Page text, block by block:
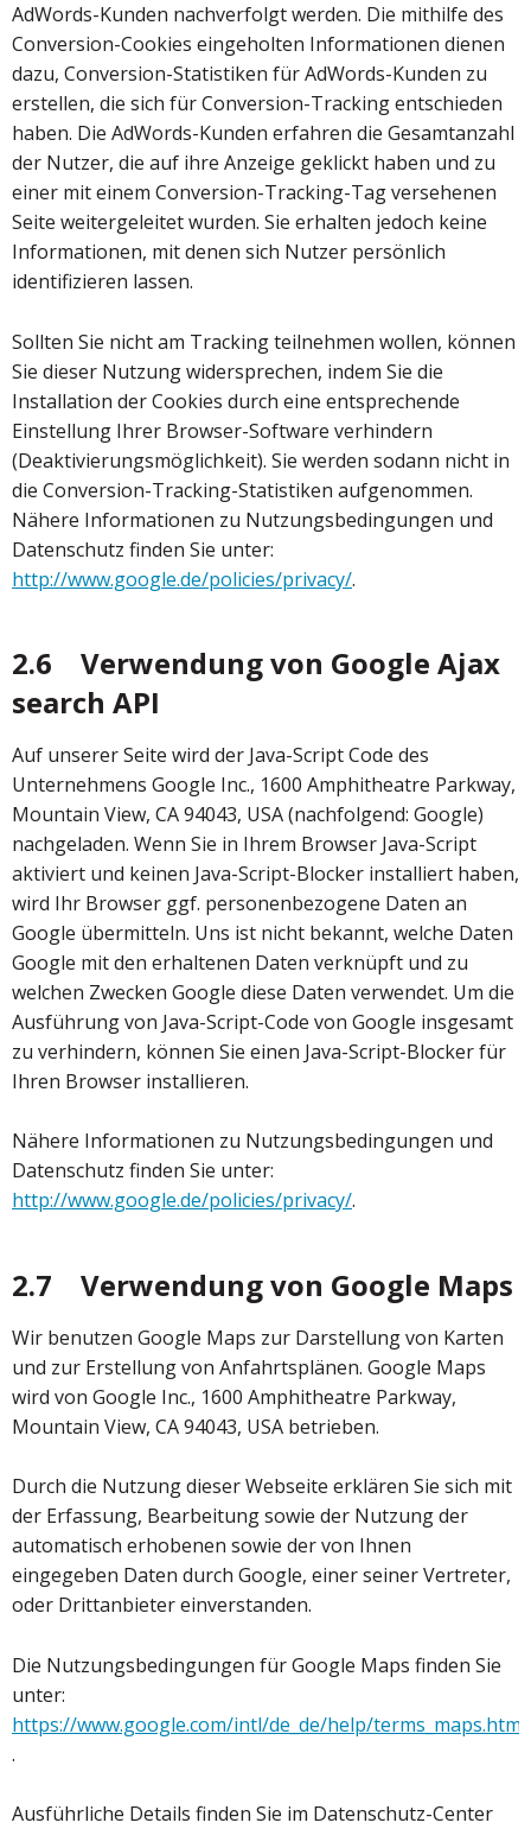
AdWords-Kunden nachverfolgt werden. Die mithilfe des
Conversion-Cookies eingeholten Informationen dienen
dazu, Conversion-Statistiken für AdWords-Kunden zu
erstellen, die sich für Conversion-Tracking entschieden
haben. Die AdWords-Kunden erfahren die Gesamtanzahl
der Nutzer, die auf ihre Anzeige geklickt haben und zu
einer mit einem Conversion-Tracking-Tag versehenen
Seite weitergeleitet wurden. Sie erhalten jedoch keine
Informationen, mit denen sich Nutzer persönlich
identifizieren lassen.
Sollten Sie nicht am Tracking teilnehmen wollen, können
Sie dieser Nutzung widersprechen, indem Sie die
Installation der Cookies durch eine entsprechende
Einstellung Ihrer Browser-Software verhindern
(Deaktivierungsmöglichkeit). Sie werden sodann nicht in
die Conversion-Tracking-Statistiken aufgenommen.
Nähere Informationen zu Nutzungsbedingungen und
Datenschutz finden Sie unter:
http://www.google.de/policies/privacy/.
2.6 Verwendung von Google Ajax
search API
Auf unserer Seite wird der Java-Script Code des
Unternehmens Google Inc., 1600 Amphitheatre Parkway,
Mountain View, CA 94043, USA (nachfolgend: Google)
nachgeladen. Wenn Sie in Ihrem Browser Java-Script
aktiviert und keinen Java-Script-Blocker installiert haben,
wird Ihr Browser ggf. personenbezogene Daten an
Google übermitteln. Uns ist nicht bekannt, welche Daten
Google mit den erhaltenen Daten verknüpft und zu
welchen Zwecken Google diese Daten verwendet. Um die
Ausführung von Java-Script-Code von Google insgesamt
zu verhindern, können Sie einen Java-Script-Blocker für
Ihren Browser installieren.
Nähere Informationen zu Nutzungsbedingungen und
Datenschutz finden Sie unter:
http://www.google.de/policies/privacy/.
2.7 Verwendung von Google Maps
Wir benutzen Google Maps zur Darstellung von Karten
und zur Erstellung von Anfahrtsplänen. Google Maps
wird von Google Inc., 1600 Amphitheatre Parkway,
Mountain View, CA 94043, USA betrieben.
Durch die Nutzung dieser Webseite erklären Sie sich mit
der Erfassung, Bearbeitung sowie der Nutzung der
automatisch erhobenen sowie der von Ihnen
eingegeben Daten durch Google, einer seiner Vertreter,
oder Drittanbieter einverstanden.
Die Nutzungsbedingungen für Google Maps finden Sie
unter:
https://www.google.com/intl/de_de/help/terms_maps.html
.
Ausführliche Details finden Sie im Datenschutz-Center